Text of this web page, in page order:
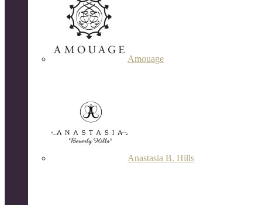
Amouage
Anastasia B. Hills